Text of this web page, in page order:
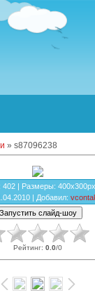
» s87096238
402 | Размеры:
| Добавил:
Рейтинг: 0.0/0